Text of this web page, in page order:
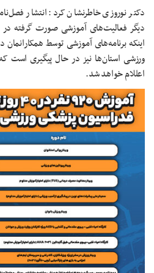
دکتر نوروزی خاطرنشان کرد: انتشار
دیگر فعالیت‌های آموزشی صورت گرفته
اینکه برنامه‌های آموزشی توسط
ورزشی استان‌ها نیز در حال پیگیری است
اعللام خواهد شد.